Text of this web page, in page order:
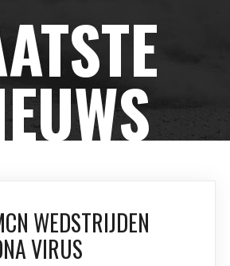
WEDSTRIJDEN
VIRUS